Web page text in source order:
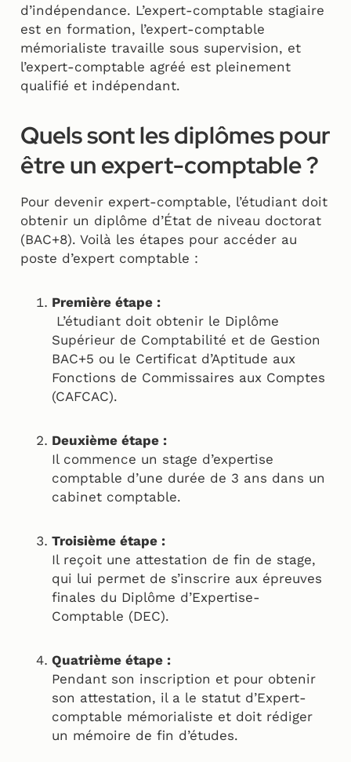
d’indépendance. L’expert-comptable stagiaire
est en formation, l’expert-comptable
mémorialiste travaille sous supervision, et
l’expert-comptable agréé est pleinement
qualifié et indépendant.
Quels sont les diplômes pour
être un expert-comptable ?
Pour devenir expert-comptable, l’étudiant doit
obtenir un diplôme d’État de niveau doctorat
(BAC+8). Voilà les étapes pour accéder au
poste d’expert comptable :
Première étape :
L’étudiant doit obtenir le Diplôme
Supérieur de Comptabilité et de Gestion
BAC+5 ou le Certificat d’Aptitude aux
Fonctions de Commissaires aux Comptes
(CAFCAC).
Deuxième étape :
Il commence un stage d’expertise
comptable d’une durée de 3 ans dans un
cabinet comptable.
Troisième étape :
Il reçoit une attestation de fin de stage,
qui lui permet de s’inscrire aux épreuves
finales du Diplôme d’Expertise-
Comptable (DEC).
Quatrième étape :
Pendant son inscription et pour obtenir
son attestation, il a le statut d’Expert-
comptable mémorialiste et doit rédiger
un mémoire de fin d’études.